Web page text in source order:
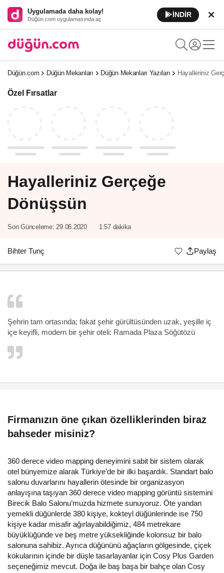
Uygulamada daha kolay!
Düğün.com uygulamasında aç
İNDİR
Düğün.com Düğün Mekanları Düğün Mekanları Yazıları Hayalleriniz
Özel Fırsatlar
Hayalleriniz Gerçeğe
Dönüşsün
Son Günceleme: 29.06.2020 1:57 dakika
Bihter Tunç Paylaş
Şehrin tam ortasında; fakat şehir gürültüsünden uzak, yeşille iç
içe keyifli, modern bir şehir oteli: Ramada Plaza Söğütözü
Firmanızın öne çıkan özelliklerinden biraz
bahseder misiniz?
360 derece video mapping deneyimini sabit bir sistem olarak
otel bünyemize alarak Türkiye’de bir ilki başardık. Standart balo
salonu duvarlarını hayallerin ötesinde bir organizasyon
anlayışına taşıyan 360 derece video mapping görüntü sistemini
Birecik Balo Salonu’muzda hizmete sunuyoruz. Öte yandan
yemekli düğünlerde 380 kişiye, kokteyl düğünlerinde ise 750
kişiye kadar misafir ağırlayabildiğimiz, 484 metrekare
büyüklüğünde ve beş metre yüksekliğinde kolonsuz bir balo
salonuna sahibiz. Ayrıca düğününü ağaçların gölgesinde, çiçek
kokularının içinde bir düşle tasarlayanlar için Cosy Plus Garden
seçeneğimiz mevcut. Doğa ile baş başa bir bahçe olan Cosy